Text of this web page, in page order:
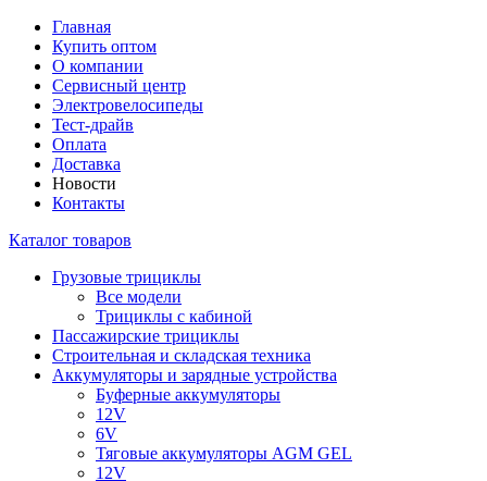
Главная
Купить оптом
О компании
Сервисный центр
Электровелосипеды
Тест-драйв
Оплата
Доставка
Новости
Контакты
Каталог товаров
Грузовые трициклы
Все модели
Трициклы с кабиной
Пассажирские трициклы
Строительная и складская техника
Аккумуляторы и зарядные устройства
Буферные аккумуляторы
12V
6V
Тяговые аккумуляторы AGM GEL
12V